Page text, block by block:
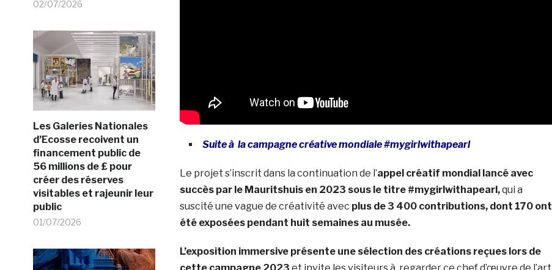
02/07/2026
Les Galeries Nationales
d’Ecosse recoivent un
financement public de
56 millions de £ pour
créer des réserves
visitables et rajeunir leur
public
01/07/2026
Suite à la campagne créative mondiale #mygirlwithapearl
Le projet s’inscrit dans la continuation de l’appel créatif mondial lancé avec
succès par le Mauritshuis en 2023 sous le titre #mygirlwithapearl,qui a
suscité une vague de créativité avec plus de 3 400 contributions, dont 170 ont
été exposées pendant huit semaines au musée.
L’exposition immersive présente une sélection des créations reçues lors de